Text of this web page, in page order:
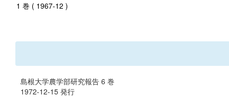
1 巻 ( 1967-12 )
島根大学農学部研究報告 6 巻
1972-12-15 発行